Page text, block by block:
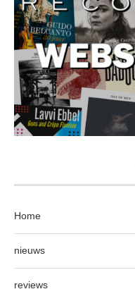
Home
nieuws
reviews